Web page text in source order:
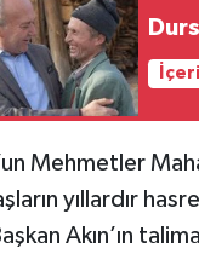
Mehmetler
yıllardır
Akın’ın